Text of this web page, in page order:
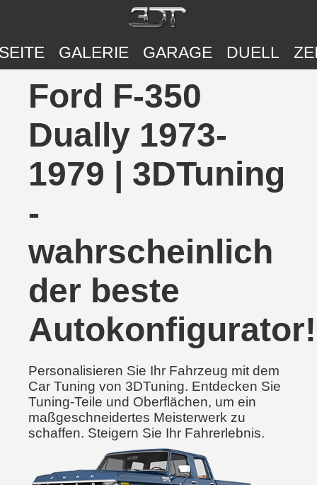
GALERIE GARAGE DUELL
Ford F-350
Dually 1973-
1979 | 3DTuning
-
wahrscheinlich
der beste
Autokonfigurator!
Personalisieren Sie Ihr Fahrzeug mit dem
Car Tuning von 3DTuning. Entdecken Sie
Tuning-Teile und Oberflächen, um ein
maßgeschneidertes Meisterwerk zu
schaffen. Steigern Sie Ihr Fahrerlebnis.